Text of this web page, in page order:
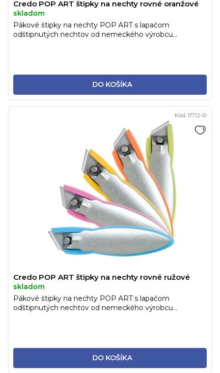
Credo POP ART štipky na nechty rovné oranžové
skladom
DO KOŠÍKA
Pákové štipky na nechty POP ART s lapačom
odštipnutých nechtov od nemeckého výrobcu...
Credo POP ART štipky na nechty rovné ružové
skladom
DO KOŠÍKA
Pákové štipky na nechty POP ART s lapačom
odštipnutých nechtov od nemeckého výrobcu...
Kód: 11712-R